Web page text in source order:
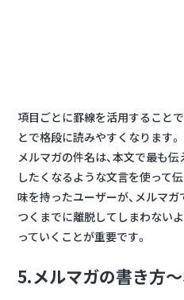
項目ごとに罫線を活用すること
とで格段に読みやすくなります。
メルマガの件名は、本文で最も
したくなるような文言を使って
味を持ったユーザーが、メルマ
つくまでに離脱してしまわない
っていくことが重要です。
5.メルマガの書き方